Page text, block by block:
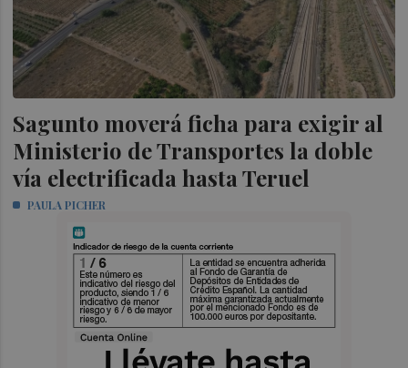
Sagunto moverá ficha para exigir al
Ministerio de Transportes la doble
vía electrificada hasta Teruel
PAULA PICHER